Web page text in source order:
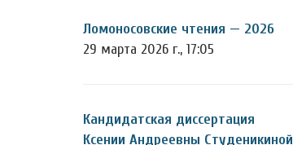
Ломоносовские чтения — 2026
29 марта 2026 г., 17:05
Кандидатская диссертация
Ксении Андреевны Студеникиной